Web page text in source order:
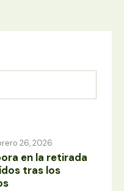
26, 2026
en la retirada
tras los